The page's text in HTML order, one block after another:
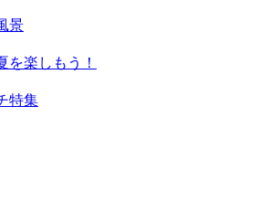
景
を楽しもう！
特集